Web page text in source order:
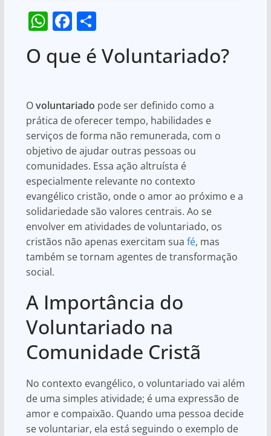
W
at
A
p
p
F
c
b
o
o
k
S
ar
O que é Voluntariado?
Ovoluntariado pode ser definido como a
prática de oferecer tempo, habilidades e
serviços de forma não remunerada, com o
objetivo de ajudar outras pessoas ou
comunidades. Essa ação altruísta é
especialmente relevante no contexto
evangélico cristão, onde o amor ao próximo e a
solidariedade são valores centrais. Ao se
envolver em atividades de voluntariado, os
cristãos não apenas exercitam sua fé, mas
também se tornam agentes de transformação
social.
A Importância do
Voluntariado na
Comunidade Cristã
No contexto evangélico, o voluntariado vai além
de uma simples atividade; é uma expressão de
amor e compaixão. Quando uma pessoa decide
se voluntariar, ela está seguindo o exemplo de